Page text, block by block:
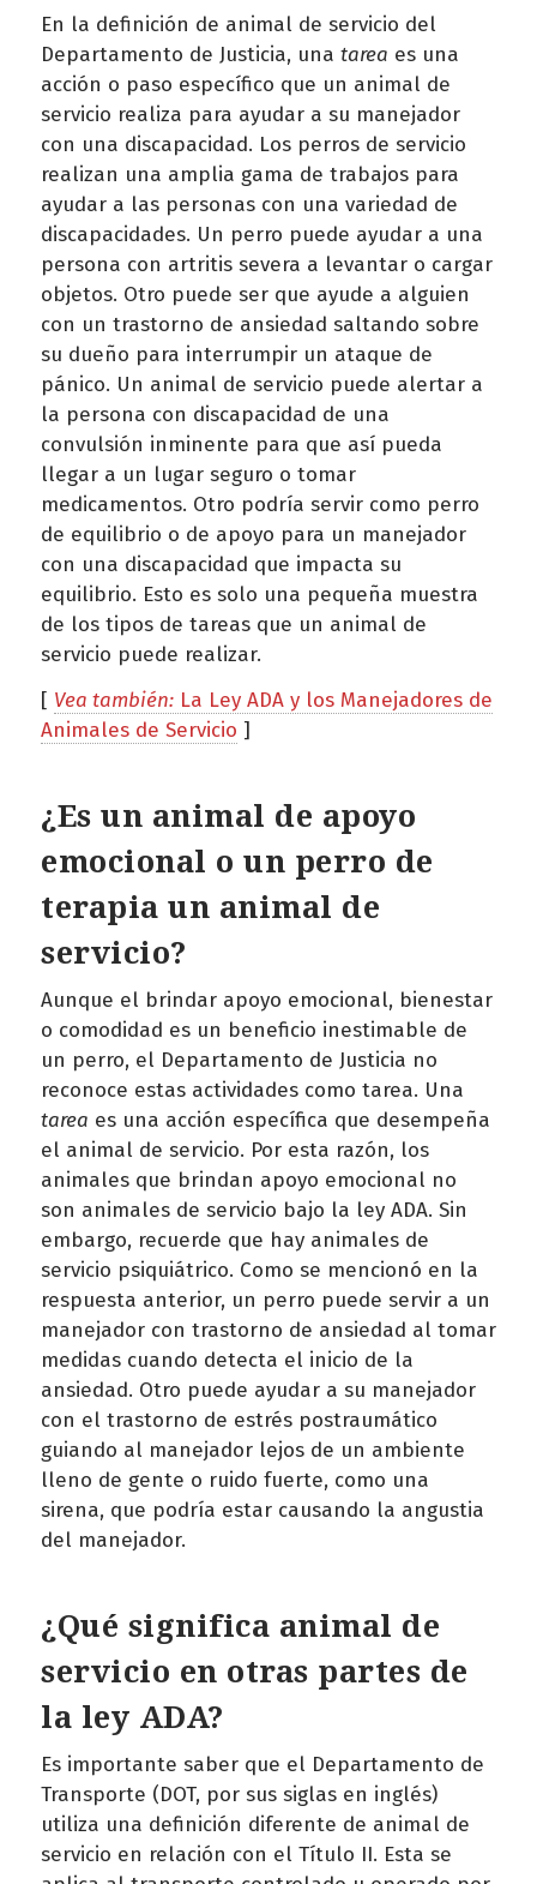
En la definición de animal de servicio del
Departamento de Justicia, una tarea es una
acción o paso específico que un animal de
servicio realiza para ayudar a su manejador
con una discapacidad. Los perros de servicio
realizan una amplia gama de trabajos para
ayudar a las personas con una variedad de
discapacidades. Un perro puede ayudar a una
persona con artritis severa a levantar o cargar
objetos. Otro puede ser que ayude a alguien
con un trastorno de ansiedad saltando sobre
su dueño para interrumpir un ataque de
pánico. Un animal de servicio puede alertar a
la persona con discapacidad de una
convulsión inminente para que así pueda
llegar a un lugar seguro o tomar
medicamentos. Otro podría servir como perro
de equilibrio o de apoyo para un manejador
con una discapacidad que impacta su
equilibrio. Esto es solo una pequeña muestra
de los tipos de tareas que un animal de
servicio puede realizar.
[ Vea también: La Ley ADA y los Manejadores de
Animales de Servicio ]
¿Es un animal de apoyo
emocional o un perro de
terapia un animal de
servicio?
Aunque el brindar apoyo emocional, bienestar
o comodidad es un beneficio inestimable de
un perro, el Departamento de Justicia no
reconoce estas actividades como tarea. Una
tarea es una acción específica que desempeña
el animal de servicio. Por esta razón, los
animales que brindan apoyo emocional no
son animales de servicio bajo la ley ADA. Sin
embargo, recuerde que hay animales de
servicio psiquiátrico. Como se mencionó en la
respuesta anterior, un perro puede servir a un
manejador con trastorno de ansiedad al tomar
medidas cuando detecta el inicio de la
ansiedad. Otro puede ayudar a su manejador
con el trastorno de estrés postraumático
guiando al manejador lejos de un ambiente
lleno de gente o ruido fuerte, como una
sirena, que podría estar causando la angustia
del manejador.
¿Qué significa animal de
servicio en otras partes de
la ley ADA?
Es importante saber que el Departamento de
Transporte (DOT, por sus siglas en inglés)
utiliza una definición diferente de animal de
servicio en relación con el Título II. Esta se